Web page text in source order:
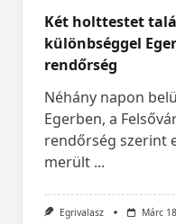
Két holttestet
különbséggel
rendőrség
Néhány napon
Egerben, a
rendőrség szerint
merült ...
Egrivalasz Márc